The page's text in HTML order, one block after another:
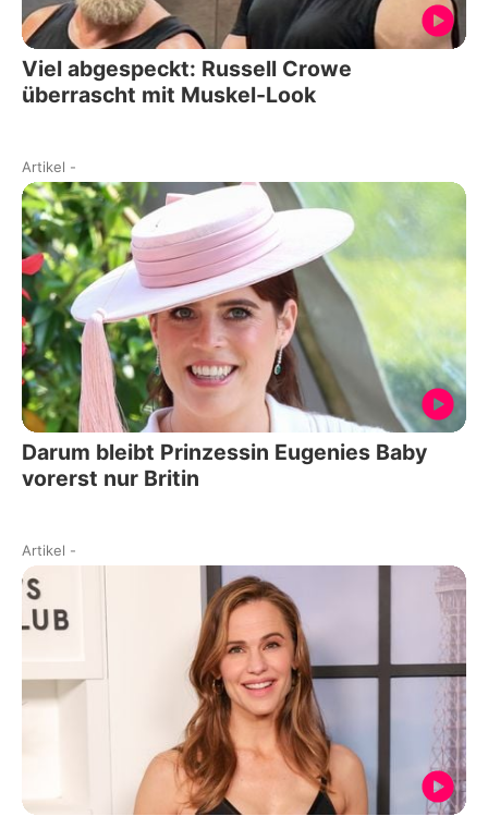
Viel abgespeckt: Russell Crowe
überrascht mit Muskel-Look
Artikel -
Darum bleibt Prinzessin Eugenies Baby
vorerst nur Britin
Artikel -